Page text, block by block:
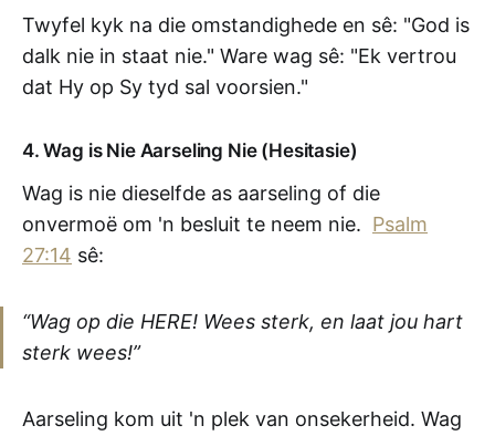
Twyfel kyk na die omstandighede en sê: "God is
dalk nie in staat nie." Ware wag sê: "Ek vertrou
dat Hy op Sy tyd sal voorsien."
4. Wag is Nie Aarseling Nie (Hesitasie)
Wag is nie dieselfde as aarseling of die
onvermoë om 'n besluit te neem nie. Psalm
27:14 sê:
“Wag op die HERE! Wees sterk, en laat jou hart
sterk wees!”
Aarseling kom uit 'n plek van onsekerheid. Wag